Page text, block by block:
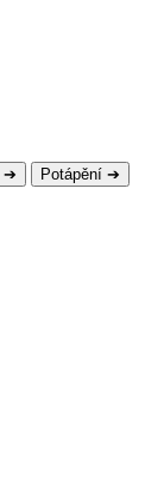
➔ Potápění ➔